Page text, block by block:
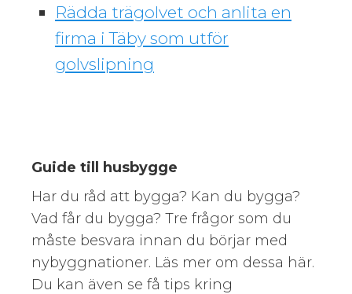
Rädda trägolvet och anlita en
firma i Täby som utför
golvslipning
Guide till husbygge
Har du råd att bygga? Kan du bygga?
Vad får du bygga? Tre frågor som du
måste besvara innan du börjar med
nybyggnationer. Läs mer om dessa här.
Du kan även se få tips kring